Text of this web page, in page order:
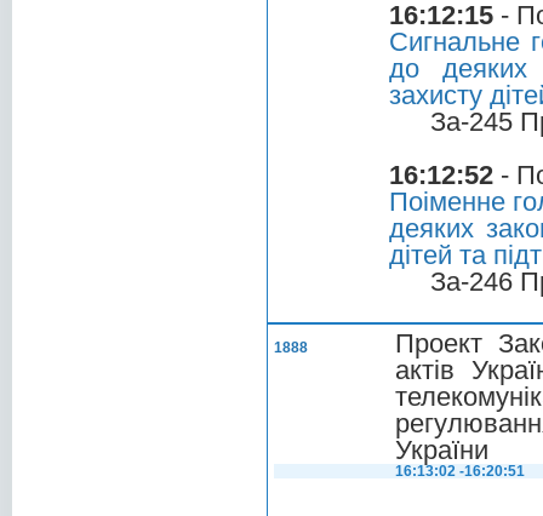
16:12:15 -
Сигнальне
до деяких
захисту
За-245
16:12:52 -
Поіменне
деяких
дітей та
За-246
1888
Проект
актів
України
16:13:02 -16:20:51